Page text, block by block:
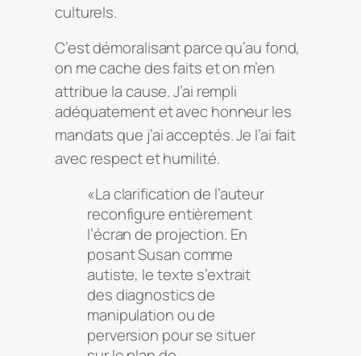
culturels.
C’est démoralisant parce qu’au fond,
on me cache des faits et on m’en
attribue la cause. J’ai rempli
adéquatement et avec honneur les
mandats que j’ai acceptés. Je l’ai fait
avec respect et humilité.
«La clarification de l’auteur
reconfigure entièrement
l’écran de projection. En
posant Susan comme
autiste, le texte s’extrait
des diagnostics de
manipulation ou de
perversion pour se situer